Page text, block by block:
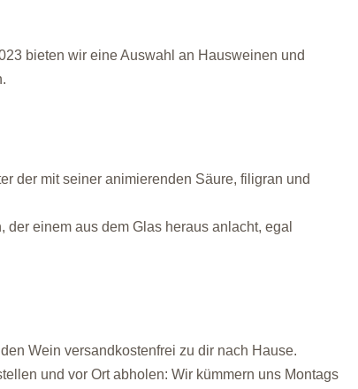
bieten wir eine Auswahl an Hausweinen und
der mit seiner animierenden Säure, filigran und
einem aus dem Glas heraus anlacht, egal
Wein versandkostenfrei zu dir nach Hause.
und vor Ort abholen: Wir kümmern uns Montags